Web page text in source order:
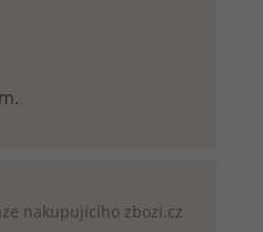
nakupujícího zbozi.cz